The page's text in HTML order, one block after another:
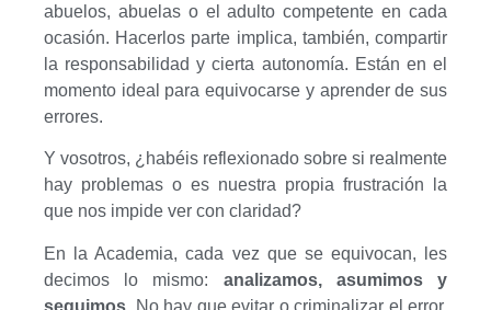
abuelos, abuelas o el adulto competente en cada
ocasión. Hacerlos parte implica, también, compartir
la responsabilidad y cierta autonomía. Están en el
momento ideal para equivocarse y aprender de sus
errores.
Y vosotros, ¿habéis reflexionado sobre si realmente
hay problemas o es nuestra propia frustración la
que nos impide ver con claridad?
En la Academia, cada vez que se equivocan, les
decimos lo mismo: analizamos, asumimos y
seguimos.
No hay que evitar o criminalizar el error,